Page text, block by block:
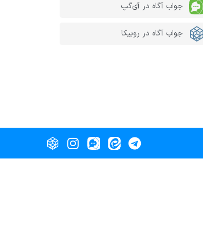
جواب آگاه در آی‌گپ
جواب آگاه در روبیکا